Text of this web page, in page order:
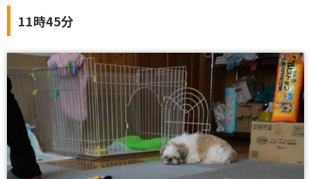
11時45分